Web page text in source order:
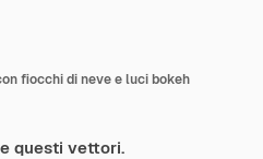
fiocchi di neve e luci bokeh
questi vettori.